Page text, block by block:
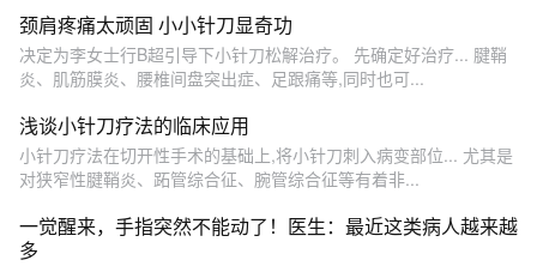
颈肩疼痛太顽固 小小针刀显奇功
决定为李女士行B超引导下小针刀松解治疗。 先确定好治疗... 腱鞘
炎、肌筋膜炎、腰椎间盘突出症、足跟痛等,同时也可...
浅谈小针刀疗法的临床应用
小针刀疗法在切开性手术的基础上,将小针刀刺入病变部位... 尤其是
对狭窄性腱鞘炎、跖管综合征、腕管综合征等有着非...
一觉醒来，手指突然不能动了！医生：最近这类病人越来越
多